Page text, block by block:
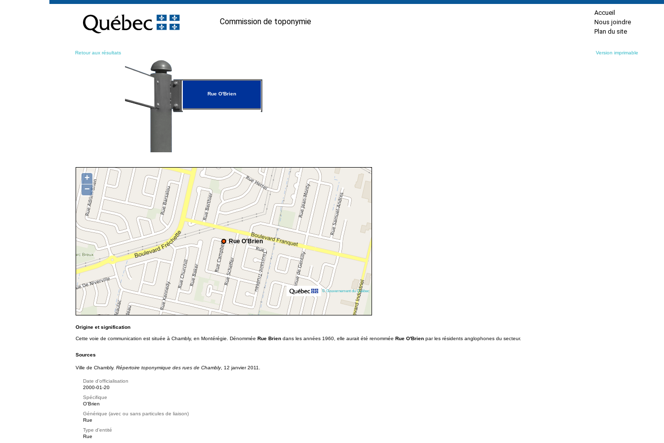
contenu
Commission de toponymie
Accueil
Nous joindre
Plan du site
Retour aux résultats Version imprimable
Rue O'Brien
Rue O'Brien
+
−
© Gouvernement du Québec
Origine et signification
Cette voie de communication est située à Chambly, en Montérégie. Dénommée Rue Brien dans les années 1960, elle aurait été renommée Rue O'Brien par les résidents anglophones du secteur.
Sources
Ville de Chambly. Répertoire toponymique des rues de Chambly, 12 janvier 2011.
Date d'officialisation
2000-01-20
Spécifique
O'Brien
Générique (avec ou sans particules de liaison)
Rue
Type d'entité
Rue